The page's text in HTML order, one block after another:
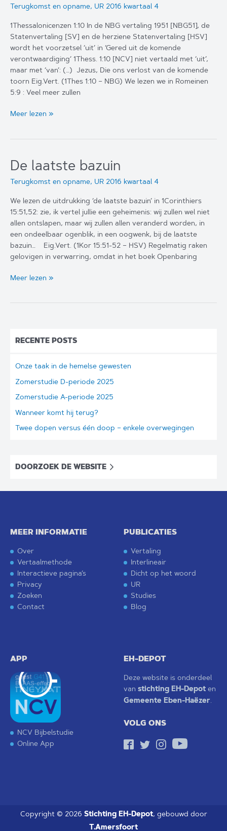
Terugkomst en opname, UR 2016 kwartaal 4
1Thessalonicenzen 1:10 In de NBG vertaling 1951 [NBG51], de
Statenvertaling [SV] en de herziene Statenvertaling [HSV]
wordt het voorzetsel ‘uit’ in ‘Gered uit de komende
verontwaardiging’ 1Thess. 1:10 [NCV] niet vertaald met ‘uit’,
maar met ‘van’: (…) Jezus, Die ons verlost van de komende
toorn Eig.Vert. (1Thes 1:10 – NBG) We lezen we in Romeinen
5:9 : Veel meer zullen
Gered
verontwaardiging
Meer lezen »
De laatste bazuin
Terugkomst en opname, UR 2016 kwartaal 4
We lezen de uitdrukking ‘de laatste bazuin’ in 1Corinthiers
15:51,52: zie, ik vertel jullie een geheimenis: wij zullen wel niet
allen ontslapen, maar wij zullen allen veranderd worden, in
een ondeelbaar ogenblik, in een oogwenk, bij de laatste
bazuin… Eig.Vert. (1Kor 15:51-52 – HSV) Regelmatig raken
gelovigen in verwarring, omdat in het boek Openbaring
De
Meer lezen »
RECENTE POSTS
Onze taak in de hemelse gewesten
Zomerstudie D-periode 2025
Zomerstudie A-periode 2025
Wanneer komt hij terug?
Twee dopen versus één doop – enkele overwegingen
DOORZOEK DE WEBSITE
MEER INFORMATIE
Over
Vertaalmethode
Interactieve pagina’s
Privacy
Zoeken
Contact
PUBLICATIES
Vertaling
Interlineair
Dicht op het woord
UR
Studies
Blog
APP
NCV Bijbelstudie
Online App
EH-DEPOT
Deze website is onderdeel
van stichting EH-Depot en
Gemeente Eben-Haëzer.
VOLG ONS
Copyright © 2026 Stichting EH-Depot, gebouwd door
T.Amersfoort